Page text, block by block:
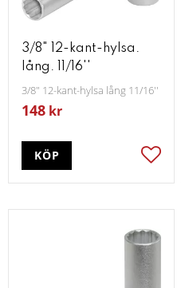
3/8" 12-kant-hylsa.
lång. 11/16''
3/8" 12-kant-hylsa lång 11/16''
148 kr
Lägg
KÖP